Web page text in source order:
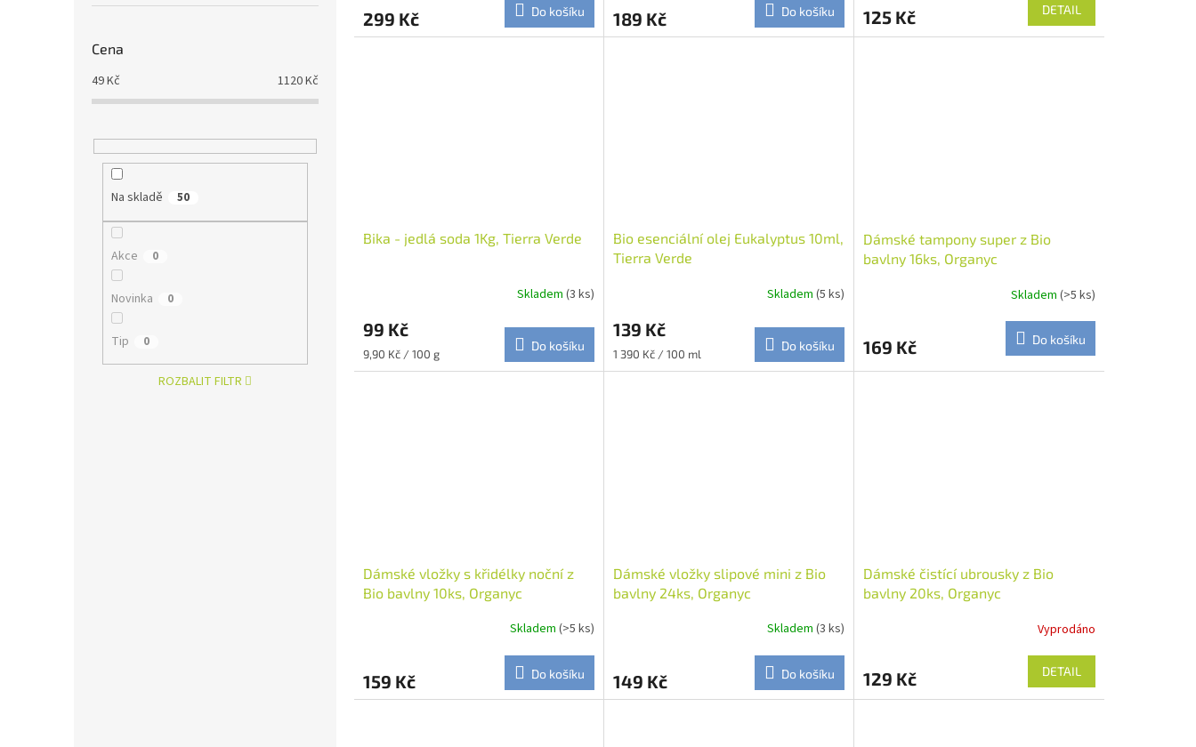
Cena
49Kč 1120Kč
Na skladě 50
Akce 0
Novinka 0
Tip 0
ROZBALIT FILTR
299 Kč Do košíku 189 Kč Do košíku 125 Kč DETAIL
Bika - jedlá soda 1Kg, Tierra Verde
Skladem (3 ks)
99 Kč
Měrná
cena:
9,90 Kč / 100 g
Do košíku
Bio esenciální olej Eukalyptus 10ml,
Tierra Verde
Skladem (5 ks)
139 Kč
Měrná
cena:
1 390 Kč / 100 ml
Do košíku
Dámské tampony super z Bio
bavlny 16ks, Organyc
Skladem (>5 ks)
169 Kč Do košíku
Dámské vložky s křidélky noční z
Bio bavlny 10ks, Organyc
Skladem (>5 ks)
159 Kč Do košíku
Dámské vložky slipové mini z Bio
bavlny 24ks, Organyc
Skladem (3 ks)
149 Kč Do košíku
Dámské čistící ubrousky z Bio
bavlny 20ks, Organyc
Vyprodáno
129 Kč DETAIL